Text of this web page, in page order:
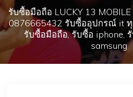
รับซื้อมือถือ LUCKY 13
0876665432 รับซื้ออุปกรณ์ it
รับซื้อมือถือ, รับซื้อ iphone,
samsung